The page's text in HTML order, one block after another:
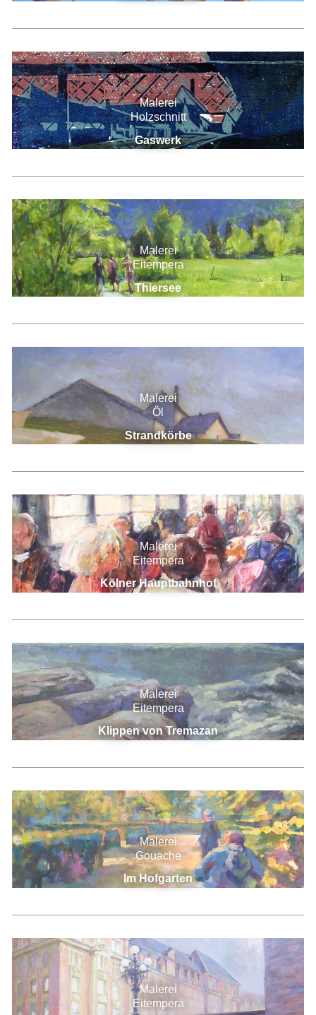
Gaswerk
Malerei
Holzschnitt
Thiersee
Malerei
Eitempera
Strandkörbe
Malerei
Öl
Kölner Hauptbahnhof
Malerei
Eitempera
Klippen von Tremazan
Malerei
Eitempera
Im Hofgarten
Malerei
Gouache
Malerei
Eitempera